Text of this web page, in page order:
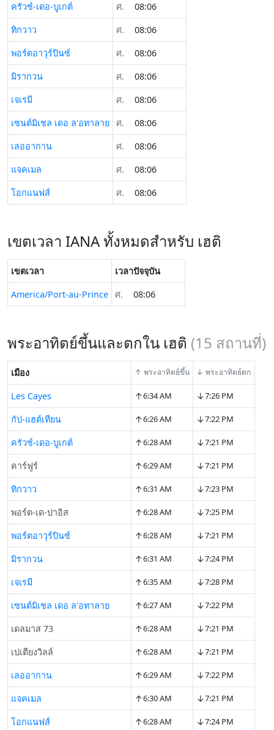
ครัวซ์-เดอ-บูเกต์
ศ.
08:06
ทิกวาว
ศ.
08:06
พอร์ตอาวุร์ปินซ์
ศ.
08:06
มิรากวน
ศ.
08:06
เจเรมี
ศ.
08:06
เซนต์มิเชล เดอ ล'อทาลาย ศ.
08:06
เลออากาน
ศ.
08:06
แจคเมล
ศ.
08:06
โอกแนฟส์
ศ. 08:06
เขตเวลา IANA ทั้งหมดสำหรับ เฮติ
เขตเวลา
เวลาปัจจุบัน
America/Port-au-Prince ศ. 08:06
พระอาทิตย์ขึ้นและตกใน เฮติ (15 สถานที่)
เมือง ↑ พระอาทิตย์ขึ้น ↓ พระอาทิตย์ตก
Les Cayes ↑6:34 AM ↓7:26 PM
กัป-แฮต์เทียน ↑6:26 AM ↓7:22 PM
ครัวซ์-เดอ-บูเกต์ ↑6:28 AM ↓7:21 PM
คาร์ฟูร์ ↑6:29 AM ↓7:21 PM
ทิกวาว ↑6:31 AM ↓7:23 PM
พอร์ต-เด-ปาอิส ↑6:28 AM ↓7:25 PM
พอร์ตอาวุร์ปินซ์ ↑6:28 AM ↓7:21 PM
มิรากวน ↑6:31 AM ↓7:24 PM
เจเรมี ↑6:35 AM ↓7:28 PM
เซนต์มิเชล เดอ ล'อทาลาย ↑6:27 AM ↓7:22 PM
เดลมาส 73 ↑6:28 AM ↓7:21 PM
เปเตียงวิลล์ ↑6:28 AM ↓7:21 PM
เลออากาน ↑6:29 AM ↓7:22 PM
แจคเมล ↑6:30 AM ↓7:21 PM
โอกแนฟส์ ↑6:28 AM ↓7:24 PM